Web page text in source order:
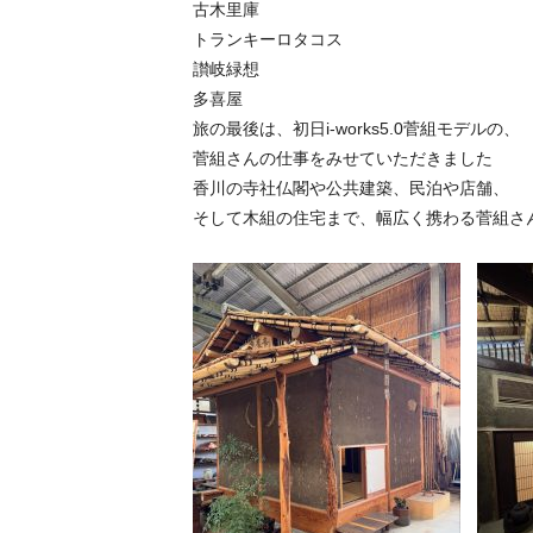
古木里庫
トランキーロタコス
讃岐緑想
多喜屋
旅の最後は、初日i-works5.0菅組モデルの、
菅組さんの仕事をみせていただきました
香川の寺社仏閣や公共建築、民泊や店舗、
そして木組の住宅まで、幅広く携わる菅組さ